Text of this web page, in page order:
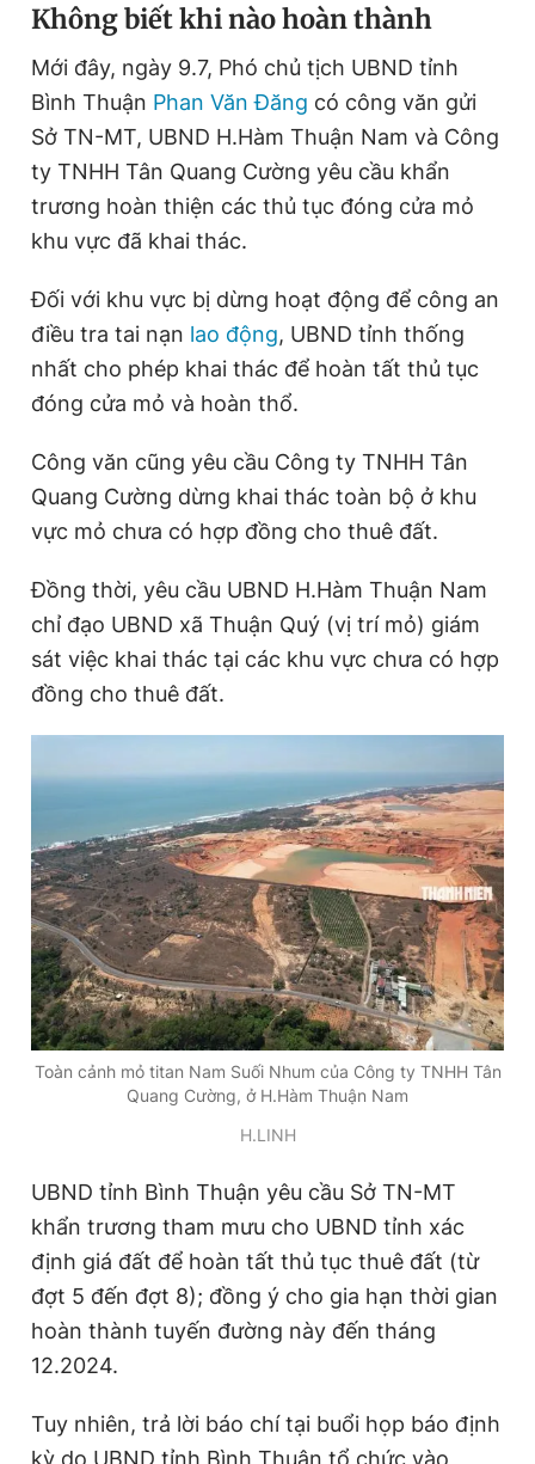
Không biết khi nào hoàn thành
Mới đây, ngày 9.7, Phó chủ tịch UBND tỉnh
Bình Thuận Phan Văn Đăng có công văn gửi
Sở TN-MT, UBND H.Hàm Thuận Nam và Công
ty TNHH Tân Quang Cường yêu cầu khẩn
trương hoàn thiện các thủ tục đóng cửa mỏ
khu vực đã khai thác.
Đối với khu vực bị dừng hoạt động để công an
điều tra tai nạn lao động, UBND tỉnh thống
nhất cho phép khai thác để hoàn tất thủ tục
đóng cửa mỏ và hoàn thổ.
Công văn cũng yêu cầu Công ty TNHH Tân
Quang Cường dừng khai thác toàn bộ ở khu
vực mỏ chưa có hợp đồng cho thuê đất.
Đồng thời, yêu cầu UBND H.Hàm Thuận Nam
chỉ đạo UBND xã Thuận Quý (vị trí mỏ) giám
sát việc khai thác tại các khu vực chưa có hợp
đồng cho thuê đất.
Toàn cảnh mỏ titan Nam Suối Nhum của Công ty TNHH Tân
Quang Cường, ở H.Hàm Thuận Nam
H.LINH
UBND tỉnh Bình Thuận yêu cầu Sở TN-MT
khẩn trương tham mưu cho UBND tỉnh xác
định giá đất để hoàn tất thủ tục thuê đất (từ
đợt 5 đến đợt 8); đồng ý cho gia hạn thời gian
hoàn thành tuyến đường này đến tháng
12.2024.
Tuy nhiên, trả lời báo chí tại buổi họp báo định
kỳ do UBND tỉnh Bình Thuận tổ chức vào